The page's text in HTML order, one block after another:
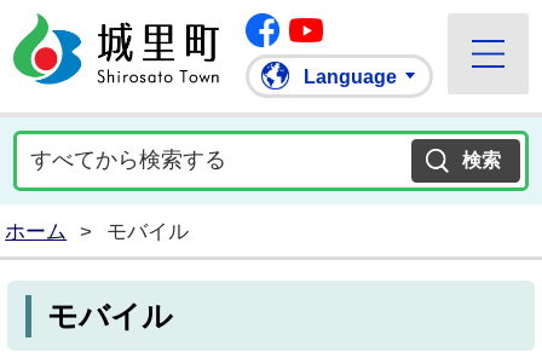
城里町ホームページ
Facebook
Language
ホーム > モバイル
モバイル